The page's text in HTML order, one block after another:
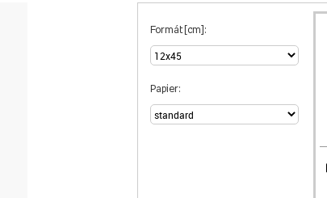
Formát [cm]:
Papier: